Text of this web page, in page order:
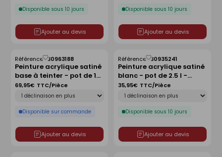
Disponible sous 10 jours
Ajouter au devis
Disponible sous 10 jours
Ajouter au devis
Peinture acrylique satiné
base à teinter - pot de 10 l
- ARTISIO
Référence :30963188
Disponible sur commande
69,95€ TTC/Pièce
Ajouter au devis
Enregistrer
comme
liste
Peinture acrylique satiné
blanc - pot de 2.5 l -
ARTISIO
Référence :30935241
Disponible sous 10 jours
35,95€ TTC/Pièce
Ajouter au devis
Enregistrer
comme
liste